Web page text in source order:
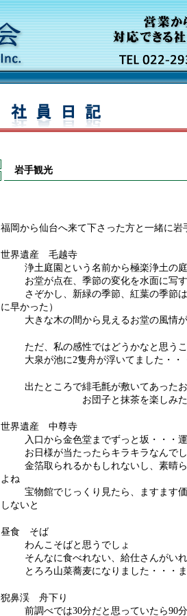
岩手観光
福岡から仙台へ来て下さった方と一緒に岩
世界遺産 毛越寺
浄土庭園という名前から極楽浄土の
お堂が点在、季節の変化を水面に写す
さぞかし、新緑の季節、紅葉の季節は
に早かった）
大きな木の間から見えるお堂の風情が
ただ、私の感性ではどうかなと思うこ
大泉が池に2隻舟が浮いてました・・
出たところで緋毛氈が敷いてあったお
お団子と抹茶を楽しみたか
世界遺産 中尊寺
入口から金色堂までずっと坂・・・運
お日様が当たったらキラキラなんでし
金箔取られるかもしれないし、素晴ら
よね
宝物館でじっくり見たら、ますます価
しないと
昼食 そば
わんこそばと思うでしょ
そんなに食べれない、給仕さんがいれ
とろろ山菜蕎麦になりました・・・
猊鼻渓 舟下り
前調べでは30分だと思っていたら90分